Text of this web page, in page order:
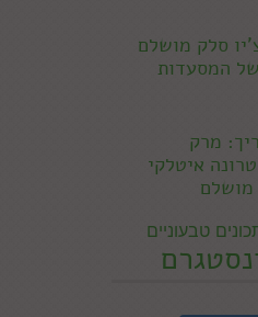
סלק מושלם
המסעדות
מרק
איטלקי
מושלם